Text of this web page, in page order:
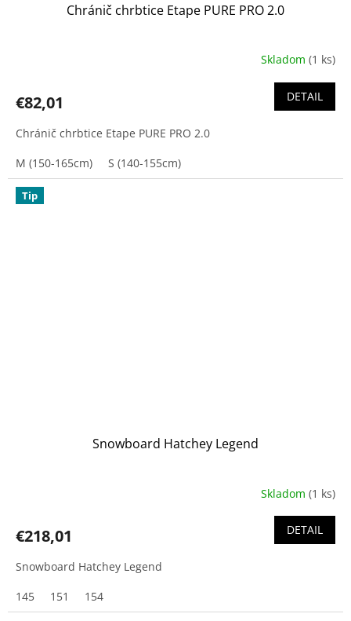
Chránič chrbtice Etape PURE PRO 2.0
Skladom (1 ks)
€82,01 DETAIL
Chránič chrbtice Etape PURE PRO 2.0
M (150-165cm)
S (140-155cm)
Tip
Snowboard Hatchey Legend
Skladom (1 ks)
€218,01 DETAIL
Snowboard Hatchey Legend
145
151 154